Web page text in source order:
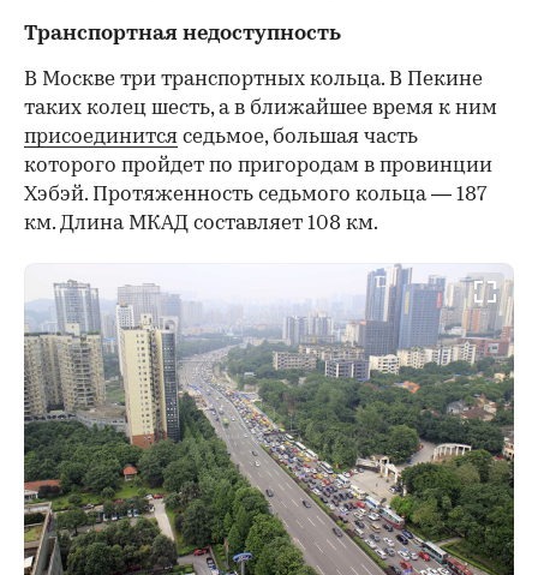
Транспортная недоступность
В Москве три транспортных кольца. В Пекине
таких колец шесть, а в ближайшее время к ним
присоединится седьмое, большая часть
которого пройдет по пригородам в провинции
Хэбэй. Протяженность седьмого кольца — 187
км. Длина МКАД составляет 108 км.